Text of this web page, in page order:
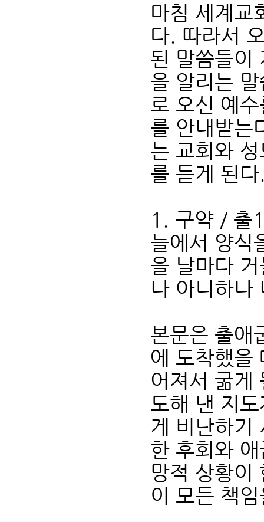
마침 세계교
다. 따라서
된 말씀들이
을 알리는
로 오신 예
를 안내받는
는 교회와
를 듣게 된
1. 구약 / 출
늘에서 양식
을 날마다
나 아니하나
본문은 출애
에 도착했을
어져서 굶게
도해 낸 지
게 비난하기
한 후회와
망적 상황이
이 모든 책